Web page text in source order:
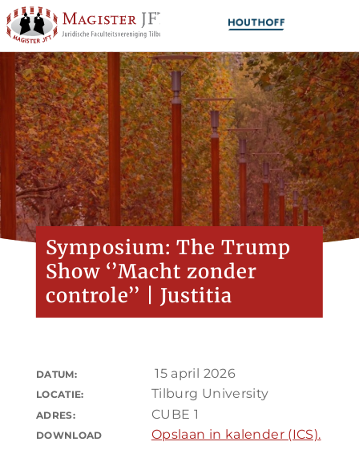
Symposium: The Trump
Show ‘’Macht zonder
controle’’ | Justitia
DATUM: 15 april 2026
LOCATIE: Tilburg University
ADRES: CUBE 1
DOWNLOAD Opslaan in kalender (ICS).